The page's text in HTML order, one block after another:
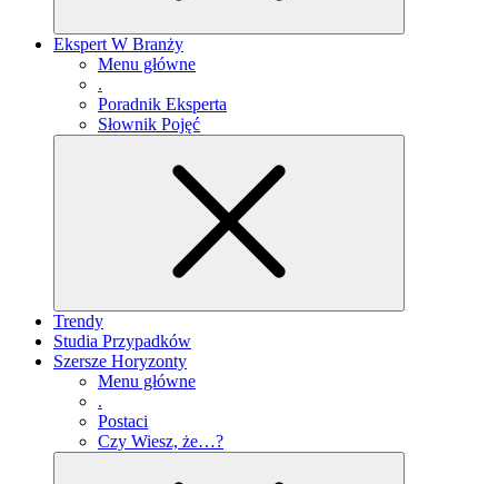
Ekspert W Branży
Menu główne
.
Poradnik Eksperta
Słownik Pojęć
Trendy
Studia Przypadków
Szersze Horyzonty
Menu główne
.
Postaci
Czy Wiesz, że…?